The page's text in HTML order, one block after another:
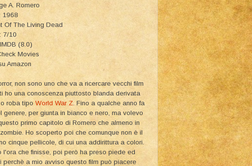
A. Romero
1968
Of The Living Dead
7/10
(8.0)
Movies
Amazon
non sono uno che va a ricercare vecchi film
ho una conoscenza piuttosto blanda derivata
roba tipo World War Z . Fino a qualche anno fa
per giunta in bianco e nero, ma volevo
primo capitolo di Romero che almeno in
Ho scoperto poi che comunque non è il
cinque pellicole, di cui una addirittura a colori.
che finisse, poi però ha preso piede ed
a mio avviso questo film può piacere